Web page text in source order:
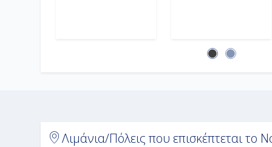
Λιμάνια/Πόλεις που επισκέπτεται το